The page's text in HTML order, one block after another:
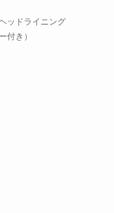
ッドライニング
付き）